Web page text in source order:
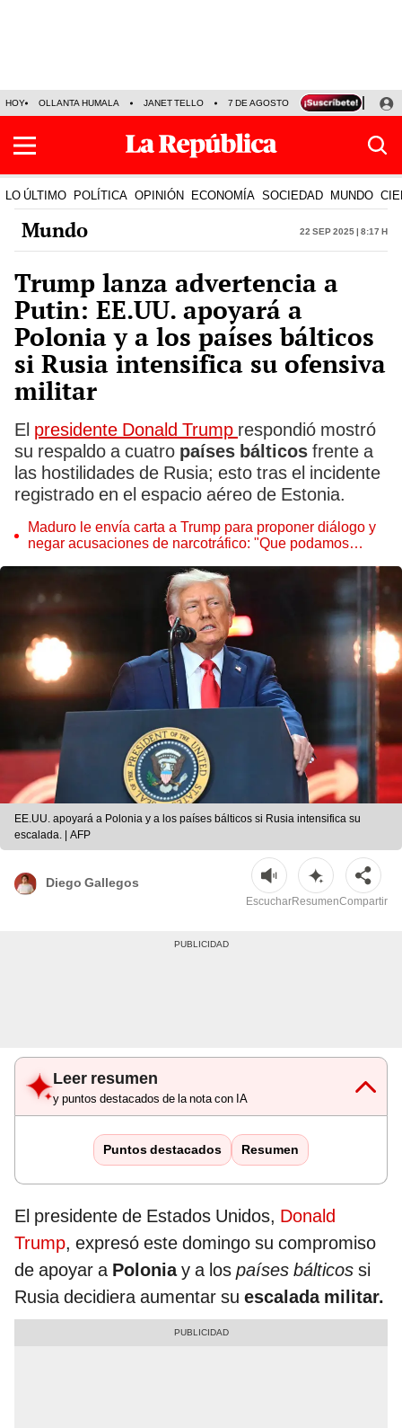
HOY OLLANTA HUMALA JANET TELLO 7 DE AGOSTO TINKA RESULTADOS
LO ÚLTIMO POLÍTICA OPINIÓN ECONOMÍA SOCIEDAD MUNDO
Mundo 22 Sep 2025 | 8:17 h
Trump lanza advertencia a
Putin: EE.UU. apoyará a
Polonia y a los países bálticos
si Rusia intensifica su ofensiva
militar
El presidente Donald Trump respondió mostró
su respaldo a cuatro países bálticos frente a
las hostilidades de Rusia; esto tras el incidente
registrado en el espacio aéreo de Estonia.
Maduro le envía carta a Trump para proponer diálogo y
negar acusaciones de narcotráfico: "Que podamos
EE.UU. apoyará a Polonia y a los países bálticos si Rusia intensifica su
escalada. | AFP
Diego Gallegos
EscucharResumenCompartir
Leer resumen
y puntos destacados de la nota con IA
Puntos destacados Resumen
El presidente de Estados Unidos, Donald
Trump, expresó este domingo su compromiso
de apoyar a Poloniay a los países bálticos si
Rusia decidiera aumentar su escalada militar.